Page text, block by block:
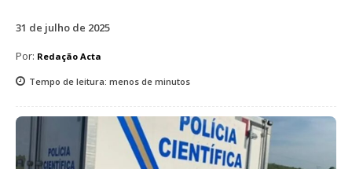
31 de julho de 2025
Por: Redação Acta
Tempo de leitura: menos de minutos